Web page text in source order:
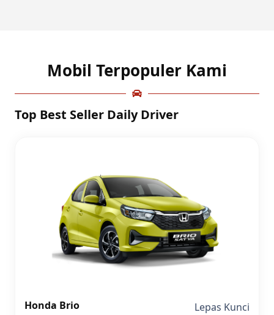
Mobil Terpopuler Kami
Top Best Seller Daily Driver
Honda Brio Lepas Kunci